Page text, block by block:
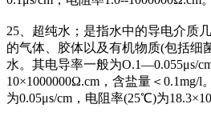
25、超纯水；是指水中的导电介质
的气体、胶体以及有机物质(包括细
水。其电导率一般为O.1—0.055μs/
10×1000000Ω.cm，含盐量＜0.1mg/
为0.05μs/cm，电阻率(25℃)为